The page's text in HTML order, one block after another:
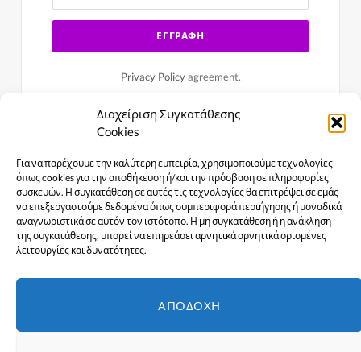
Διαχείριση Συγκατάθεσης
Cookies
Για να παρέχουμε την καλύτερη εμπειρία, χρησιμοποιούμε τεχνολογίες
όπως cookies για την αποθήκευση ή/και την πρόσβαση σε πληροφορίες
συσκευών. Η συγκατάθεση σε αυτές τις τεχνολογίες θα επιτρέψει σε εμάς
να επεξεργαστούμε δεδομένα όπως συμπεριφορά περιήγησης ή μοναδικά
αναγνωριστικά σε αυτόν τον ιστότοπο. Η μη συγκατάθεση ή η ανάκληση
της συγκατάθεσης, μπορεί να επηρεάσει αρνητικά αρνητικά ορισμένες
λειτουργίες και δυνατότητες.
ΑΠΟΔΟΧΉ
Privacy Policyagreement.
FacebookX
Instagram